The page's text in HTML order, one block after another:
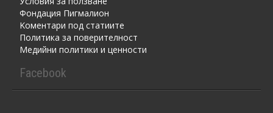
Фондация Пигмалион
Kоментaри под статиите
Политика за поверителност
Медийни политики и ценности
Facebook